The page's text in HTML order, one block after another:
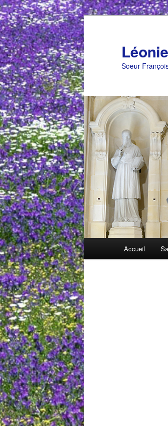
Aller
au
contenu
principal
Soeur
Accueil